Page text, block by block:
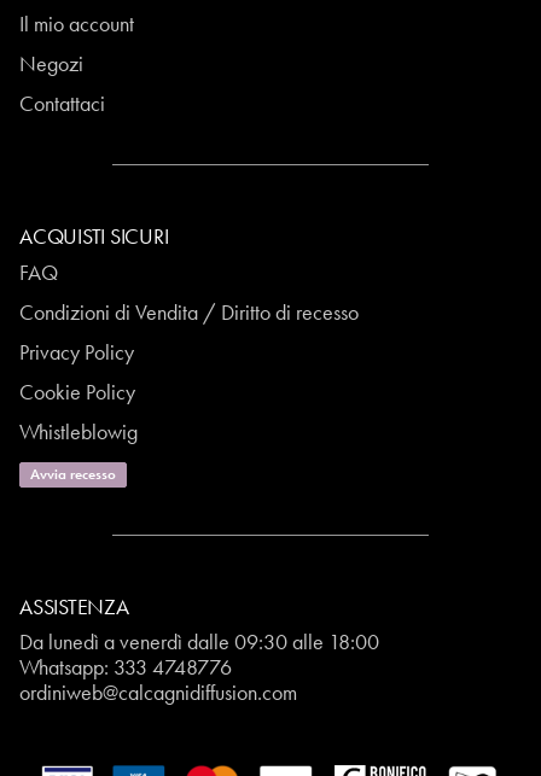
Il mio account
Negozi
Contattaci
ACQUISTI SICURI
FAQ
Condizioni di Vendita / Diritto di recesso
Privacy Policy
Cookie Policy
Whistleblowig
Avvia recesso
ASSISTENZA
Da lunedì a venerdì dalle 09:30 alle 18:00
Whatsapp: 333 4748776
ordiniweb@calcagnidiffusion.com